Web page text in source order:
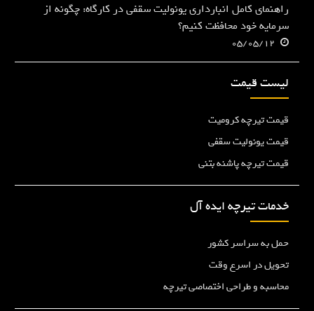
راهنمای کامل انبارداری یونولیت سقفی در کارگاه: چگونه از
سرمایه خود محافظت کنیم؟
05/05/12
لیست قیمت
قیمت تیرچه کرومیت
قیمت یونولیت سقفی
قیمت تیرچه پاشنه بتنی
خدمات تیرچه ایده آل
حمل به سراسر کشور
تحویل در اسرع وقت
محاسبه و طراحی اختصاصی تیرچه